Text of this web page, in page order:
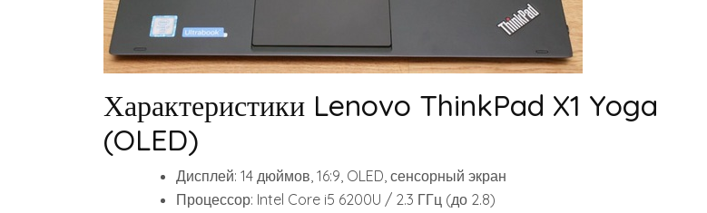
Характеристики Lenovo ThinkPad X1 Yoga
(OLED)
Дисплей: 14 дюймов, 16:9, OLED, сенсорный экран
Процессор: Intel Core i5 6200U / 2.3 ГГц (до 2.8)